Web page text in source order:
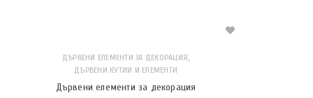
ДЪРВЕНИ ЕЛЕМЕНТИ ЗА ДЕКОРАЦИЯ,
ДЪРВЕНИ КУТИИ И ЕЛЕМЕНТИ
Дървени елементи за декорация